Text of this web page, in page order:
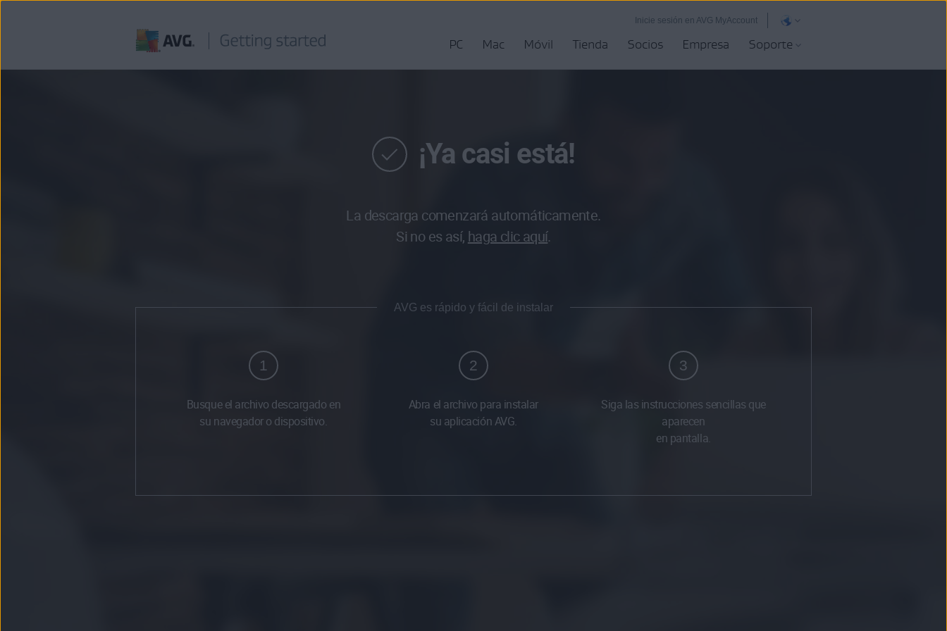
Inicie sesión en AVG MyAccount
PC Mac Móvil Tienda Socios Empresa Soporte
¡Ya casi está!
La descarga comenzará automáticamente.
Si no es así, haga clic aquí.
AVG es rápido y fácil de instalar
1
Busque el archivo descargado en
su navegador o dispositivo.
2
Abra el archivo para instalar
su aplicación AVG.
3
Siga las instrucciones sencillas que
aparecen
en pantalla.